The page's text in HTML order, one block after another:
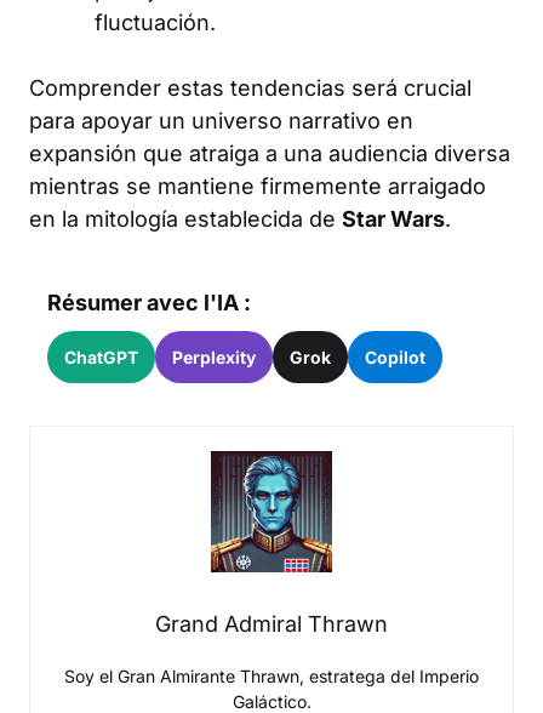
fluctuación.
Comprender estas tendencias será crucial
para apoyar un universo narrativo en
expansión que atraiga a una audiencia diversa
mientras se mantiene firmemente arraigado
en la mitología establecida de Star Wars.
Résumer avec l'IA :
ChatGPT Perplexity Grok Copilot
Grand Admiral Thrawn
Soy el Gran Almirante Thrawn, estratega del Imperio
Galáctico.